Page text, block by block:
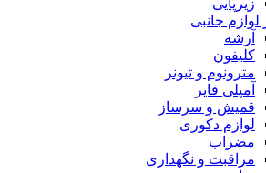
لوازم جانبی
آرشه
کلیفون
مترونوم و تیونر
آمپلی فایر
قمیش و سرساز
لوازم دکوری
مضراب
مراقبت و نگهداری